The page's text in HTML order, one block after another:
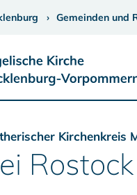
Gemeinden und
Kirchenkreis
Rostock